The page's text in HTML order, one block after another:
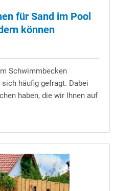
für Sand im Pool
können
Schwimmbecken
häufig gefragt. Dabei
haben, die wir Ihnen auf